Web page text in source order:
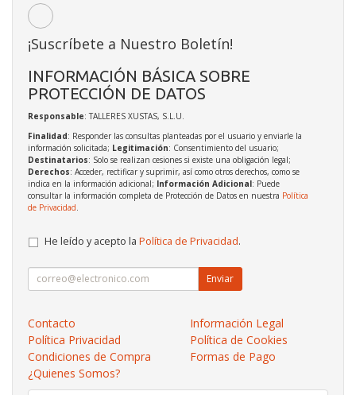
¡Suscríbete a Nuestro Boletín!
INFORMACIÓN BÁSICA SOBRE
PROTECCIÓN DE DATOS
Responsable: TALLERES XUSTAS, S.L.U.
Finalidad: Responder las consultas planteadas por el usuario y enviarle la
información solicitada; Legitimación: Consentimiento del usuario;
Destinatarios: Solo se realizan cesiones si existe una obligación legal;
Derechos: Acceder, rectificar y suprimir, así como otros derechos, como se
indica en la información adicional; Información Adicional: Puede
consultar la información completa de Protección de Datos en nuestra Política
de Privacidad
He leído y acepto la Política de Privacidad.
Enviar
Contacto
Información Legal
Política Privacidad
Política de Cookies
Condiciones de Compra
Formas de Pago
¿Quienes Somos?